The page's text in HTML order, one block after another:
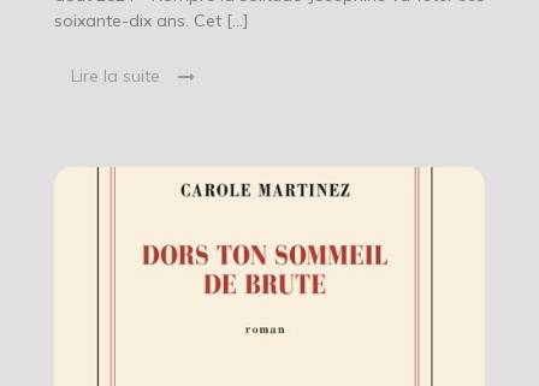
soixante-dix ans. Cet […]
Lire la suite